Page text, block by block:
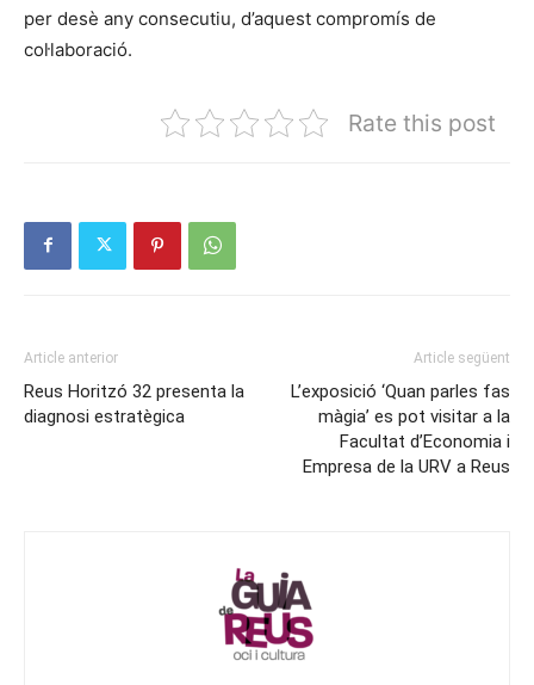
per desè any consecutiu, d’aquest compromís de
col·laboració.
Rate this post
Article anterior
Reus Horitzó 32 presenta la
diagnosi estratègica
Article següent
L’exposició ‘Quan parles fas
màgia’ es pot visitar a la
Facultat d’Economia i
Empresa de la URV a Reus